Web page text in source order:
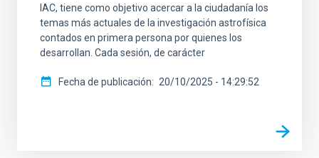
IAC, tiene como objetivo acercar a la ciudadanía los
temas más actuales de la investigación astrofísica
contados en primera persona por quienes los
desarrollan. Cada sesión, de carácter
Fecha de publicación 20/10/2025 - 14:29:52